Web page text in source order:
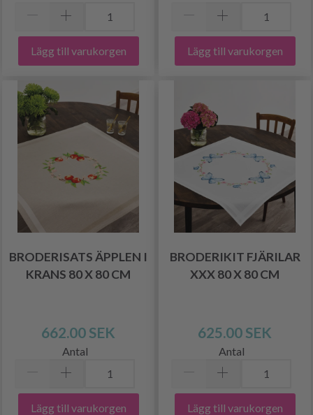
Lägg till varukorgen Lägg till varukorgen
BRODERISATS ÄPPLEN I
KRANS 80 X 80 CM
662.00 SEK
Antal
Lägg till varukorgen
BRODERIKIT FJÄRILAR
XXX 80 X 80 CM
625.00 SEK
Antal
Lägg till varukorgen